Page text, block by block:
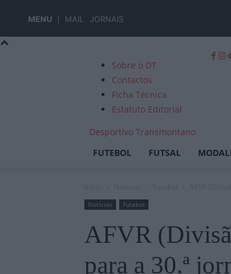
MENU MAIL JORNAIS
Sobre o DT
Contactos
Ficha Técnica
Estatuto Editorial
Desportivo Transmontano
FUTEBOL
FUTSAL
Notícias Futebol
AFVR
para a 30.ª